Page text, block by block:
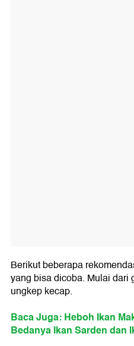
Berikut beberapa
yang bisa dicoba. Mulai dari
ungkep kecap.
Baca Juga: Heboh Ikan
Bedanya Ikan Sarden dan